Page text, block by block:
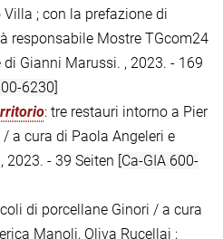
Villa ; con la prefazione di
responsabile Mostre TGcom24
Gianni Marussi. , 2023. - 169
6230]
: tre restauri intorno a Pier
a cura di Paola Angeleri e
2023. - 39 Seiten [Ca-GIA 600-
di porcellane Ginori / a cura
Manoli, Oliva Rucellai ;